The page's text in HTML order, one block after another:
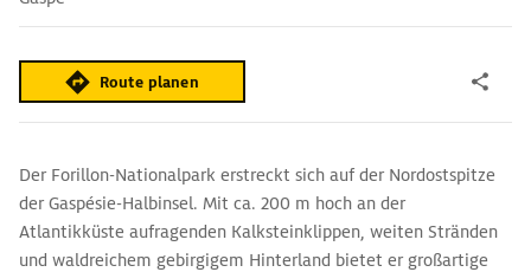
Route planen
Der Forillon-Nationalpark erstreckt sich auf der Nordostspitze
der Gaspésie-Halbinsel. Mit ca. 200 m hoch an der
Atlantikküste aufragenden Kalksteinklippen, weiten Stränden
und waldreichem gebirgigem Hinterland bietet er großartige